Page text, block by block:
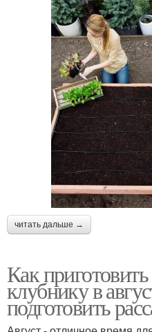
читать дальше →
Как
клубнику в
подготовить